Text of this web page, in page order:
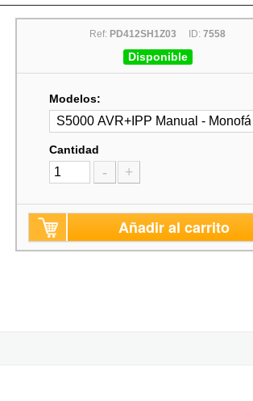
Ref: PD412SH1Z03 ID:7558
Disponible
Modelos:
Cantidad
- +
Añadir al carrito